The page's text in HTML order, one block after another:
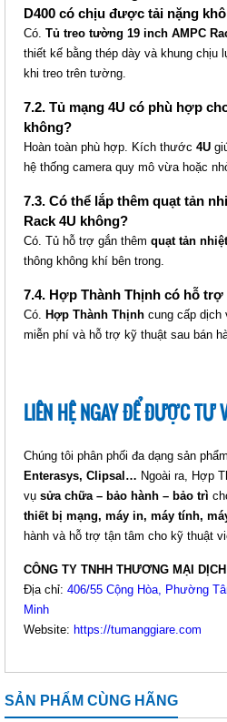
D400 có chịu được tải nặng
Có. Tủ treo tường 19 inch AMPC
thiết kế bằng thép dày và khung chịu
khi treo trên tường.
7.2. Tủ mạng 4U có phù hợp
không?
Hoàn toàn phù hợp. Kích thước 4U
hệ thống camera quy mô vừa hoặc
7.3. Có thể lắp thêm quạt tản
Rack 4U không?
Có. Tủ hỗ trợ gắn thêm quạt tản nhiệt
thông không khí bên trong.
7.4. Hợp Thành Thịnh có hỗ
Có. Hợp Thành Thịnh cung cấp dịch
miễn phí và hỗ trợ kỹ thuật sau bán
LIÊN HỆ NGAY ĐỂ ĐƯỢC TƯ
Chúng tôi phân phối đa dạng sản
Enterasys, Clipsal… Ngoài ra, Hợp
vụ sửa chữa – bảo hành – bảo trì
thiết bị mạng, máy in, máy tính,
hành và hỗ trợ tận tâm cho kỹ thuật
CÔNG TY TNHH THƯƠNG MẠI
Địa chỉ: 406/55 Cộng Hòa, Phường
Minh
Website: https://tumanggiare.com
SẢN PHẨM CÙNG HÃNG